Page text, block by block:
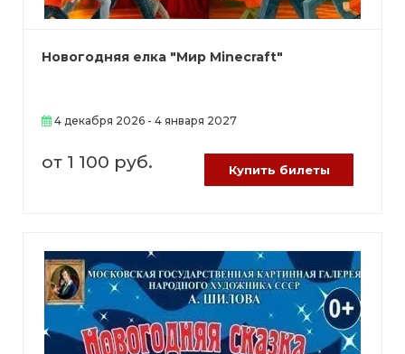
Новогодняя елка "Мир Minecraft"
4 декабря 2026 - 4 января 2027
от 1 100 руб. Купить билеты